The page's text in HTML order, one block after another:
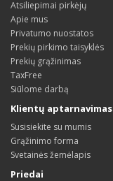
Atsiliepimai pirkėjų
Apie mus
Privatumo nuostatos
Prekių pirkimo taisyklės
Prekių grąžinimas
TaxFree
Siūlome darbą
Klientų aptarnavimas
Susisiekite su mumis
Grąžinimo forma
Svetainės žemėlapis
Priedai